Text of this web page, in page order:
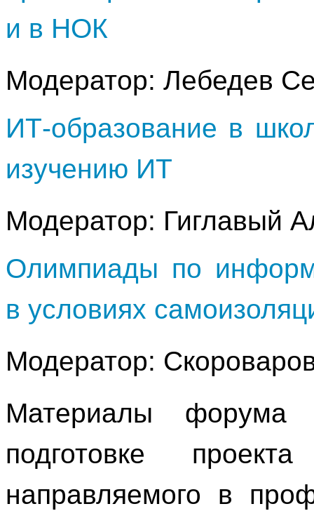
и в НОК
Модератор: Лебедев
ИТ-образование в
изучению ИТ
Модератор: Гиглавый
Олимпиады по
в условиях
Модератор:
Материалы форума
подготовке
направляемого в